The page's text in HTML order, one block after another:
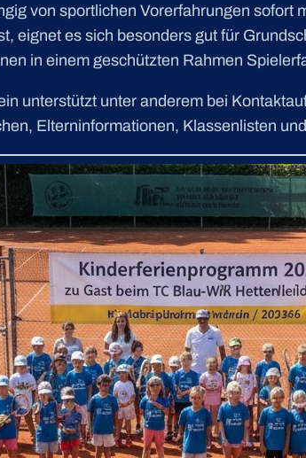
von sportlichen Vorerfahrungen
eignet es sich besonders gut für
in einem geschützten Rahmen
unterstützt unter anderem bei
Elterninformationen, Klassenlisten